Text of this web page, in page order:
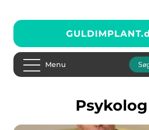
GULDIMPLANT.
Menu
psykolog